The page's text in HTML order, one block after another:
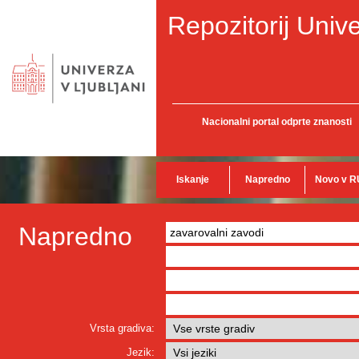
Repozitorij
Nacionalni portal odprte znanosti
Iskanje Napredno Novo v
Napredno
Vrsta gradiva:
Jezik: